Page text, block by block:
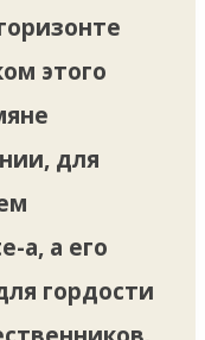
этого
для
а, а его
гордости